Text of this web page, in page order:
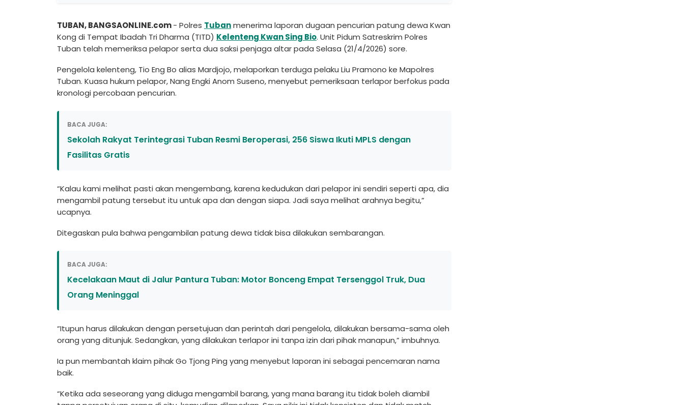
TUBAN, BANGSAONLINE.com- Polres Tubanmenerima laporan dugaan pencurian patung dewa Kwan
Kong di Tempat Ibadah Tri Dharma (TITD) Kelenteng Kwan Sing Bio. Unit Pidum Satreskrim Polres
Tuban telah memeriksa pelapor serta dua saksi penjaga altar pada Selasa (21/4/2026) sore.
Pengelola kelenteng, Tio Eng Bo alias Mardjojo, melaporkan terduga pelaku Liu Pramono ke Mapolres
Tuban. Kuasa hukum pelapor, Nang Engki Anom Suseno, menyebut pemeriksaan terlapor berfokus pada
kronologi percobaan pencurian.
BACA JUGA:
Sekolah Rakyat Terintegrasi Tuban Resmi Beroperasi, 256 Siswa Ikuti MPLS dengan
Fasilitas Gratis
“Kalau kami melihat pasti akan mengembang, karena kedudukan dari pelapor ini sendiri seperti apa, dia
mengambil patung tersebut itu untuk apa dan dengan siapa. Jadi saya melihat arahnya begitu,”
ucapnya.
Ditegaskan pula bahwa pengambilan patung dewa tidak bisa dilakukan sembarangan.
BACA JUGA:
Kecelakaan Maut di Jalur Pantura Tuban: Motor Bonceng Empat Tersenggol Truk, Dua
Orang Meninggal
“Itupun harus dilakukan dengan persetujuan dan perintah dari pengelola, dilakukan bersama-sama oleh
orang yang ditunjuk. Sedangkan, yang dilakukan terlapor ini tanpa izin dari pihak manapun,” imbuhnya.
Ia pun membantah klaim pihak Go Tjong Ping yang menyebut laporan ini sebagai pencemaran nama
baik.
“Ketika ada seseorang yang diduga mengambil barang, yang mana barang itu tidak boleh diambil